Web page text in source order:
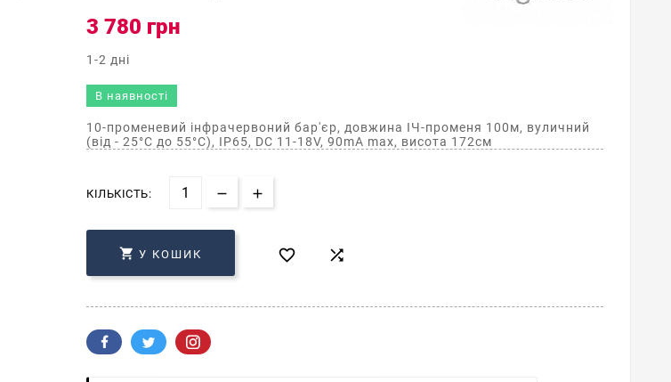
3 780 грн
1-2 дні
В наявності
10-променевий інфрачервоний бар'єр, довжина ІЧ-променя 100м, вуличний
(від - 25°C до 55°C), IP65, DC 11-18V, 90mA max, висота 172см
КІЛЬКІСТЬ:
 У КОШИК  